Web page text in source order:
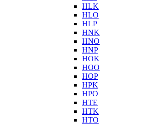
HLK
HLO
HLP
HNK
HNO
HNP
HOK
HOO
HOP
HPK
HPO
HTE
HTK
HTO